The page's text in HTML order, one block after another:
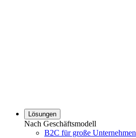
Lösungen
Nach Geschäftsmodell
B2C für große Unternehmen